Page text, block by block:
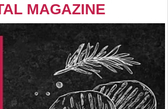
MAGAZINE